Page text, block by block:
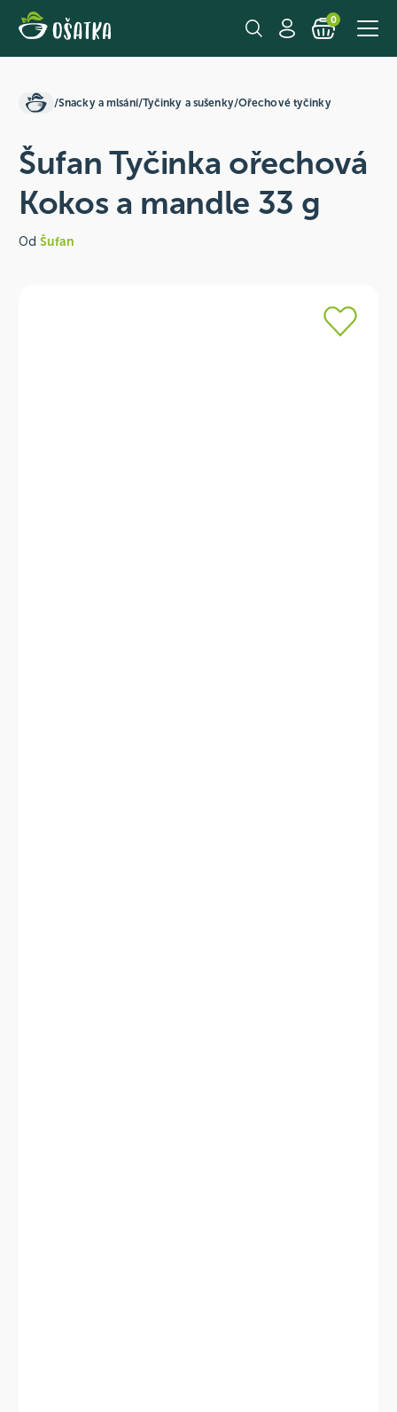
0
/Snacky a mlsání/Tyčinky a sušenky/Ořechové tyčinky
Šufan Tyčinka ořechová
Kokos a mandle 33 g
Od Šufan